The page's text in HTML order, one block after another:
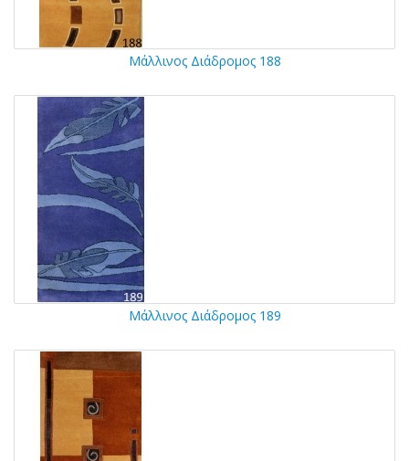
Μάλλινος Διάδρομος 188
Μάλλινος Διάδρομος 189